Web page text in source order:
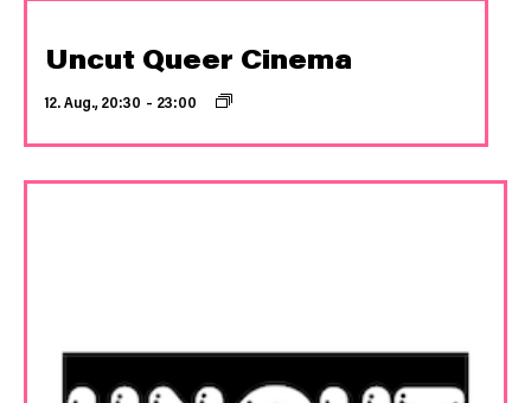
Uncut Queer Cinema
12. Aug., 20:30 – 23:00